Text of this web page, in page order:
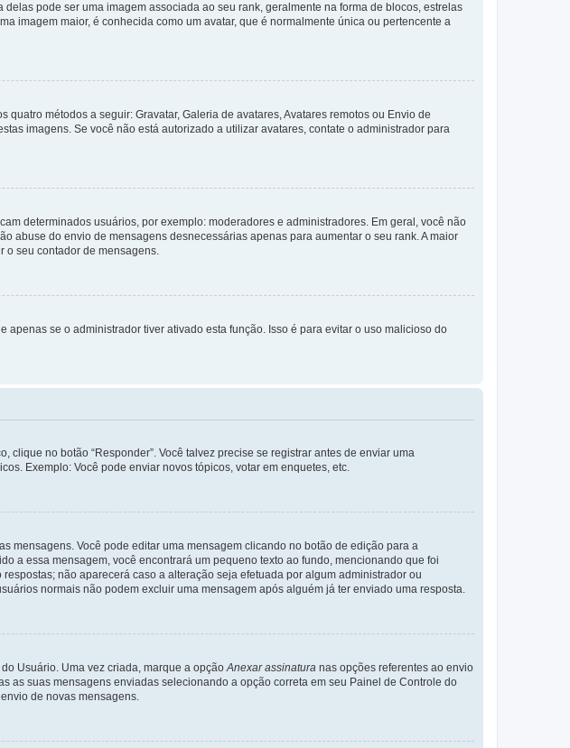
pode ser uma imagem associada ao seu rank, geralmente na forma de blocos, estrelas
imagem maior, é conhecida como um avatar, que é normalmente única ou pertencente a
métodos a seguir: Gravatar, Galeria de avatares, Avatares remotos ou Envio de
imagens. Se você não está autorizado a utilizar avatares, contate o administrador para
determinados usuários, por exemplo: moderadores e administradores. Em geral, você não
abuse do envio de mensagens desnecessárias apenas para aumentar o seu rank. A maior
o seu contador de mensagens.
se o administrador tiver ativado esta função. Isso é para evitar o uso malicioso do
clique no botão “Responder”. Você talvez precise se registrar antes de enviar uma
Exemplo: Você pode enviar novos tópicos, votar em enquetes, etc.
mensagens. Você pode editar uma mensagem clicando no botão de edição para a
a essa mensagem, você encontrará um pequeno texto ao fundo, mencionando que foi
não aparecerá caso a alteração seja efetuada por algum administrador ou
normais não podem excluir uma mensagem após alguém já ter enviado uma resposta.
Usuário. Uma vez criada, marque a opçãoAnexar assinatura nas opções referentes ao envio
as suas mensagens enviadas selecionando a opção correta em seu Painel de Controle do
de novas mensagens.